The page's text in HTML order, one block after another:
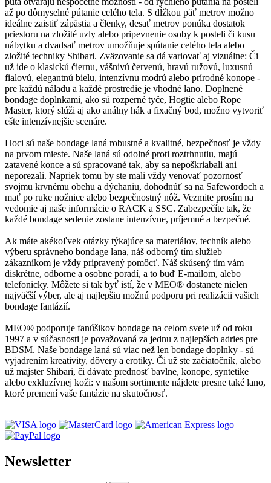
až po dômyselné pútanie celého tela. S dĺžkou päť metrov možno
ideálne zaistiť zápästia a členky, desať metrov ponúka dostatok
priestoru na zložité uzly alebo pripevnenie osoby k posteli či kusu
nábytku a dvadsať metrov umožňuje spútanie celého tela alebo
zložité techniky Shibari. Zväzovanie sa dá variovať aj vizuálne: Či
už ide o klasickú čiernu, vášnivú červenú, hravú ružovú, luxusnú
fialovú, elegantnú bielu, intenzívnu modrú alebo prírodné konope -
pre každú náladu a každé prostredie je vhodné lano. Doplnené
bondage doplnkami, ako sú rozperné tyče, Hogtie alebo Rope
Master, ktorý slúži aj ako análny hák a fixačný bod, možno vytvoriť
ešte intenzívnejšie scenáre.
Hoci sú naše bondage laná robustné a kvalitné, bezpečnosť je vždy
na prvom mieste. Naše laná sú odolné proti roztrhnutiu, majú
zatavené konce a sú spracované tak, aby sa nepoškriabali ani
neporezali. Napriek tomu by ste mali vždy venovať pozornosť
svojmu krvnému obehu a dýchaniu, dohodnúť sa na Safewordoch a
mať po ruke nožnice alebo bezpečnostný nôž. Vezmite prosím na
vedomie aj naše informácie o RACK a SSC. Zabezpečíte tak, že
každé bondage sedenie zostane intenzívne, príjemné a bezpečné.
Ak máte akékoľvek otázky týkajúce sa materiálov, techník alebo
výberu správneho bondage lana, náš odborný tím služieb
zákazníkom je vždy pripravený pomôcť. Náš skúsený tím vám
diskrétne, odborne a osobne poradí, a to buď E-mailom, alebo
telefonicky. Môžete si tak byť istí, že v MEO® dostanete nielen
najväčší výber, ale aj najlepšiu možnú podporu pri realizácii vašich
bondage fantázií.
MEO® podporuje fanúšikov bondage na celom svete už od roku
1997 a v súčasnosti je považovaná za jednu z najlepších adries pre
BDSM. Naše bondage laná sú viac než len bondage doplnky - sú
vyjadrením kreativity, dôvery a erotiky. Či už ste začiatočník, alebo
už majster Shibari, či dávate prednosť bavlne, konope, syntetike
alebo exkluzívnej koži: v našom sortimente nájdete presne také lano,
ktoré premení vaše fantázie na skutočnosť.
Newsletter